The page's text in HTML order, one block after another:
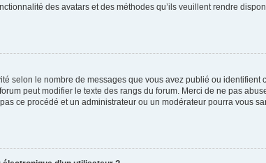
des avatars et des méthodes qu’ils veuillent rendre
selon le nombre de messages que vous avez publié ou
peut modifier le texte des rangs du forum. Merci de ne pas
ce procédé et un administrateur ou un modérateur pourra vous